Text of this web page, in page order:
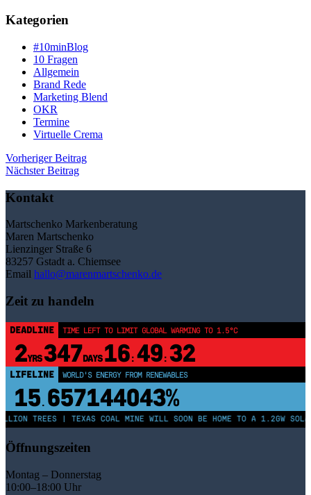
Kategorien
#10minBlog
10 Fragen
Allgemein
Brand Rede
Marketing Blend
OKR
Termine
Virtuelle Crema
Beitragsnavigation
Vorheriger BeitragVorheriger
Nächster BeitragNächster
Kontakt
Martschenko Markenberatung
Maren Martschenko
Lienzinger Straße 6
83257 Gstadt a. Chiemsee
Email hallo@marenmartschenko.de
Zeit zu handeln
DEADLINE TIME LEFT TO LIMIT GLOBAL WARMING TO 1.5°C
2YRS347DAYS 16: 49: 31
LIFELINE LAND PROTECTED BY INDIGENOUS PEOPLE
43,500,000km²
TREES | TEXAS COAL MINE WILL SOON BE HOME TO A 1.2GW
Öffnungszeiten
Montag – Donnerstag
10:00–18:00 Uhr